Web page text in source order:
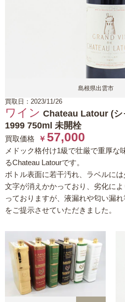
島根県出雲市
買取日：2023/11/26
ワイン Chateau Latour (シ
1999 750ml 未開栓
買取価格 ￥ 57,000
メドック格付け1級で壮厳で重厚な
るChateau Latourです。
ボトル表面に若干汚れ、ラベルに
文字が消えかかっており、劣化に
っておりますが、液漏れや匂い漏
をご提示させていただきました。